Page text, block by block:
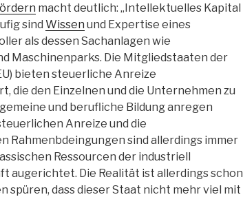
macht deutlich: „Intellektuelles Kapital
sind Wissen und Expertise eines
als dessen Sachanlagen wie
Maschinenparks. Die Mitgliedstaaten der
bieten steuerliche Anreize
die den Einzelnen und die Unternehmen zu
und berufliche Bildung anregen
Anreize und die
Rahmenbdeingungen sind allerdings immer
Ressourcen der industriell
augerichtet. Die Realität ist allerdings schon
spüren, dass dieser Staat nicht mehr viel mit